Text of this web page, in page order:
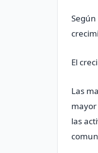
El
Las
las